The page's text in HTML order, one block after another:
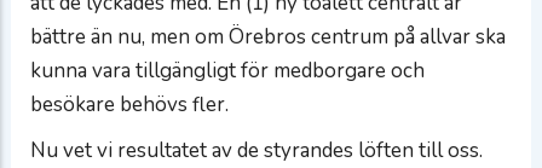
bättre än nu, men om Örebros centrum på allvar ska
kunna vara tillgängligt för medborgare och
besökare behövs fler.
Nu vet vi resultatet av de styrandes löften till oss.